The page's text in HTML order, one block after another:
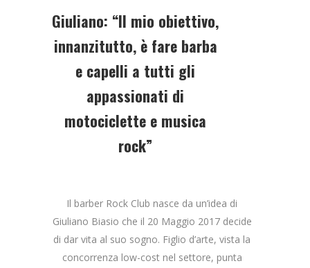
Giuliano: “Il mio obiettivo,
innanzitutto, è fare barba
e capelli a tutti gli
appassionati di
motociclette e musica
rock”
Il barber Rock Club nasce da un’idea di
Giuliano Biasio che il 20 Maggio 2017 decide
di dar vita al suo sogno. Figlio d’arte, vista la
concorrenza low-cost nel settore, punta